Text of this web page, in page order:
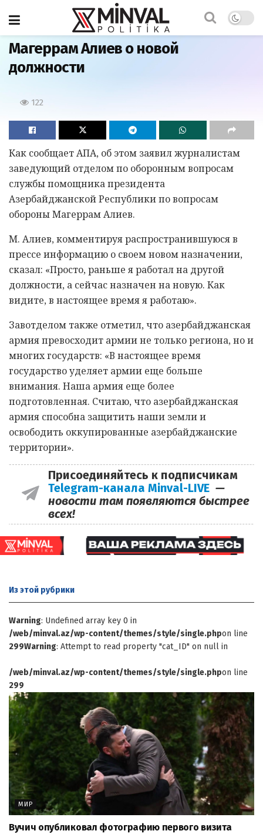
Главная
Магеррам Алиев о новой
должности
122
Как сообщает АПА, об этом заявил журналистам
заведующий отделом по оборонным вопросам
службы помощника президента
Азербайджанской Республики по вопросам
обороны Магеррам Алиев.
М. Алиев, комментируя распространившуюся в
прессе информацию о своем новом назначении,
сказал: «Просто, раньше я работал на другой
должности, а сейчас назначен на новую. Как
видите, в настоящее время я работаю».
Завотделом также отметил, что азербайджанская
армия превосходит армии не только региона, но и
многих государств: «В настоящее время
государство уделяет армии еще больше
внимания. Наша армия еще более
подготовленная. Считаю, что азербайджанская
армия способна защитить наши земли и
освободить оккупированные азербайджанские
территории».
Присоединяйтесь к подписчикам
Telegram-канала Minval-LIVE —
новости там появляются быстрее
всех!
Из этой рубрики
Warning: Undefined array key 0 in
/web/minval.az/wp-content/themes/style/single.phpon line
299Warning: Attempt to read property "cat_ID" on null in
/web/minval.az/wp-content/themes/style/single.phpon line
299
МИР
Вучич опубликовал фотографию первого визита